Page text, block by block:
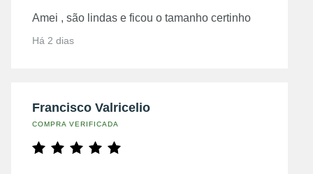
Amei , são lindas e ficou o tamanho certinho
Há 2 dias
Francisco Valricelio
COMPRA VERIFICADA